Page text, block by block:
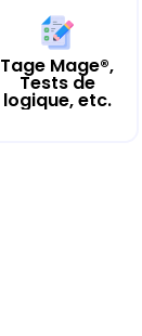
Tage Mage®,
Tests de
logique, etc.